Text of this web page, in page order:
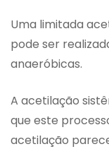
Uma limitada
pode ser
anaeróbicas.
A acetilação
que este
acetilação